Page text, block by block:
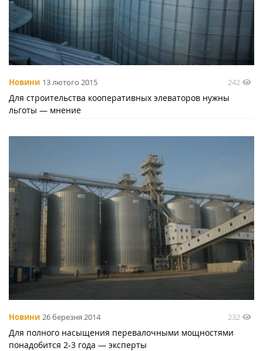
Новини 13 лютого 2015 242
Для строительства кооперативных элеваторов нужны
льготы — мнение
Новини 26 березня 2014 232
Для полного насыщения перевалочными мощностями
понадобится 2-3 года — эксперты